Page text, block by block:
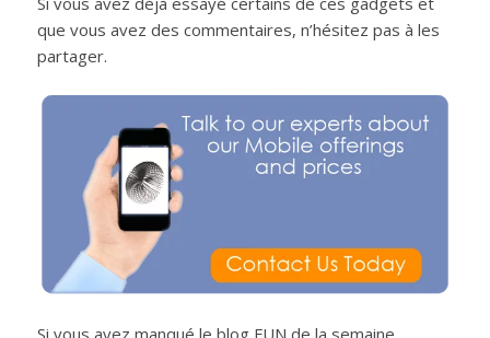
que vous avez des commentaires, n’hésitez pas à les
partager.